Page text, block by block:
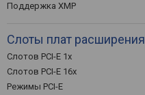
Поддержка XMP
Слоты плат расширения
Слотов PCI-E 1x
Слотов PCI-E 16x
Режимы PCI-E